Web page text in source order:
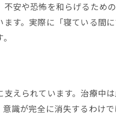
る不安と対策
でのリアルな声
詳しく解説
安や恐怖を和らげるため
す。実際に「寝ている間
えられています。治療中
識が完全に消失するわけ